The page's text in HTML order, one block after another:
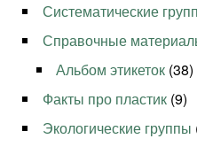
Систематические
Справочные
Альбом этикеток (38)
Факты про пластик (9)
Экологические группы